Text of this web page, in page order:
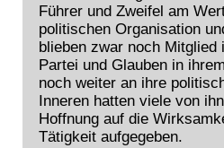
Führer und Zweifel am
politischen Organisation
blieben zwar noch Mitglied
Partei und Glauben in
noch weiter an ihre
Inneren hatten viele von
Hoffnung auf die
Tätigkeit aufgegeben.